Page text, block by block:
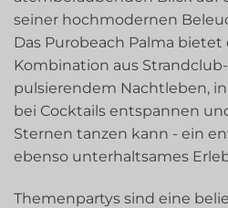
seiner hochmodernen
Das Purobeach Palma
Kombination aus
pulsierendem Nachtleben,
bei Cocktails entspannen
Sternen tanzen kann - ein
ebenso unterhaltsames
Themenpartys sind eine